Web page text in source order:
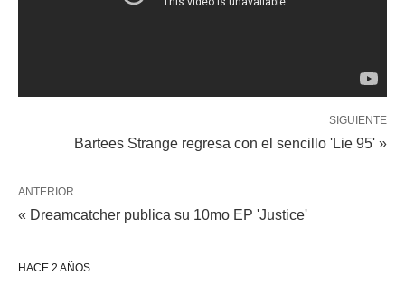
SIGUIENTE
Bartees Strange regresa con el sencillo 'Lie 95' »
ANTERIOR
« Dreamcatcher publica su 10mo EP 'Justice'
HACE 2 AÑOS